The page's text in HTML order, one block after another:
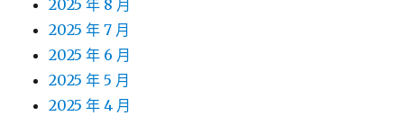
2025 年 8 月
2025 年 7 月
2025 年 6 月
2025 年 5 月
2025 年 4 月